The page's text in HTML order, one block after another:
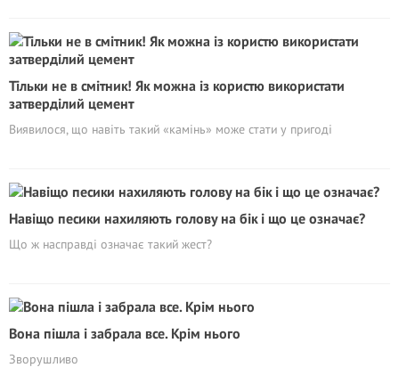
Тільки не в смітник! Як можна із користю використати
затверділий цемент
Виявилося, що навіть такий «камінь» може стати у пригоді
Навіщо песики нахиляють голову на бік і що це означає?
Що ж насправді означає такий жест?
Вона пішла і забрала все. Крім нього
Зворушливо